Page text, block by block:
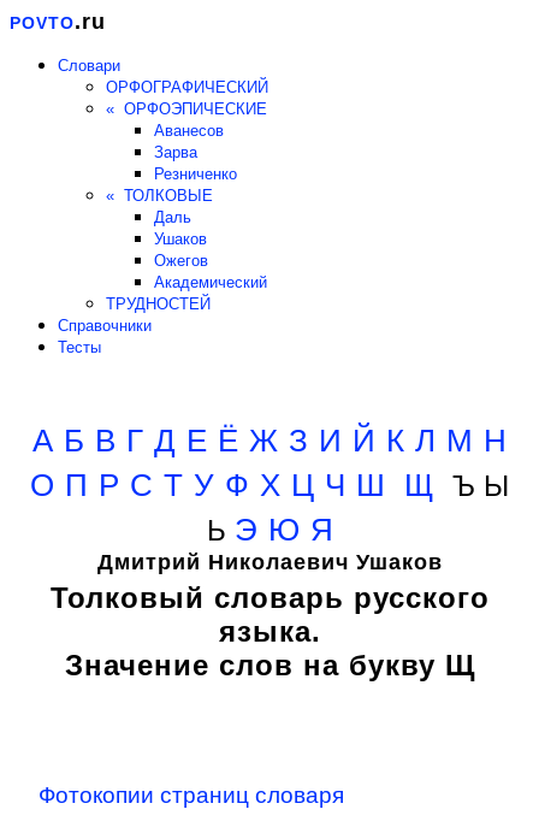
POVTO.ru
Словари
ОРФОГРАФИЧЕСКИЙ
« ОРФОЭПИЧЕСКИЕ
Аванесов
Зарва
Резниченко
« ТОЛКОВЫЕ
Даль
Ушаков
Ожегов
Академический
ТРУДНОСТЕЙ
Справочники
Тесты
А Б В Г Д Е Ё Ж З И Й К Л М Н
О П Р С Т У Ф Х Ц Ч Ш Щ Ъ Ы
Ь Э Ю Я
Дмитрий Николаевич Ушаков
Толковый словарь русского
языка.
Значение слов на букву Щ
Фотокопии страниц словаря